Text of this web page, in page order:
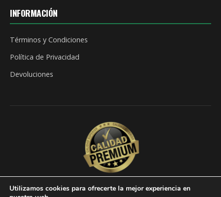
Utilizamos cookies para ofrecerte la mejor experiencia en
INFORMACIÓN
Términos y Condiciones
Política de Privacidad
Devoluciones